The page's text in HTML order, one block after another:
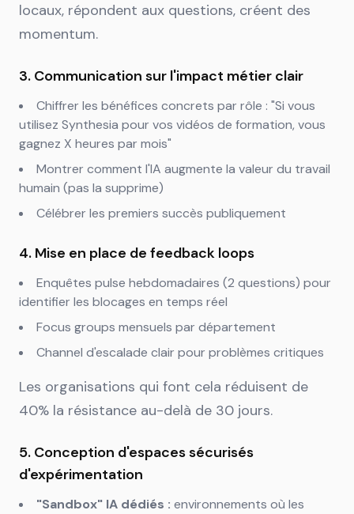
locaux, répondent aux questions, créent des
momentum.
3. Communication sur l'impact métier clair
Chiffrer les bénéfices concrets par rôle : "Si vous
utilisez Synthesia pour vos vidéos de formation, vous
gagnez X heures par mois"
Montrer comment l'IA augmente la valeur du travail
humain (pas la supprime)
Célébrer les premiers succès publiquement
4. Mise en place de feedback loops
Enquêtes pulse hebdomadaires (2 questions) pour
identifier les blocages en temps réel
Focus groups mensuels par département
Channel d'escalade clair pour problèmes critiques
Les organisations qui font cela réduisent de
40% la résistance au-delà de 30 jours.
5. Conception d'espaces sécurisés
d'expérimentation
"Sandbox" IA dédiés : environnements où les